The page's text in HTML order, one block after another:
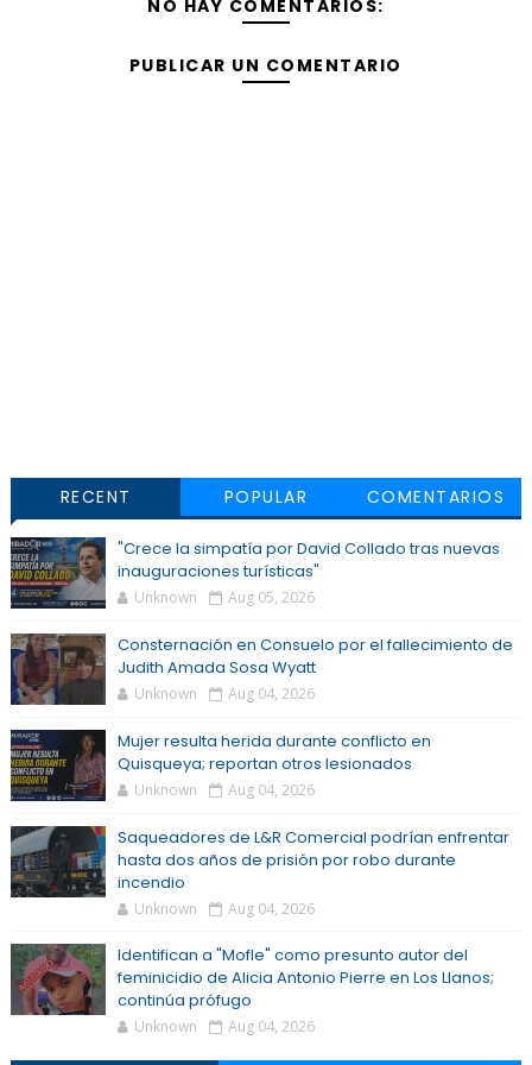
NO HAY COMENTARIOS:
PUBLICAR UN COMENTARIO
RECENT POPULAR COMENTARIOS
"Crece la simpatía por David Collado tras nuevas
inauguraciones turísticas"
Unknown Aug 05, 2026
Consternación en Consuelo por el fallecimiento de
Judith Amada Sosa Wyatt
Unknown Aug 04, 2026
Mujer resulta herida durante conflicto en
Quisqueya; reportan otros lesionados
Unknown Aug 04, 2026
Saqueadores de L&R Comercial podrían enfrentar
hasta dos años de prisión por robo durante
incendio
Unknown Aug 04, 2026
Identifican a "Mofle" como presunto autor del
feminicidio de Alicia Antonio Pierre en Los Llanos;
continúa prófugo
Unknown Aug 04, 2026